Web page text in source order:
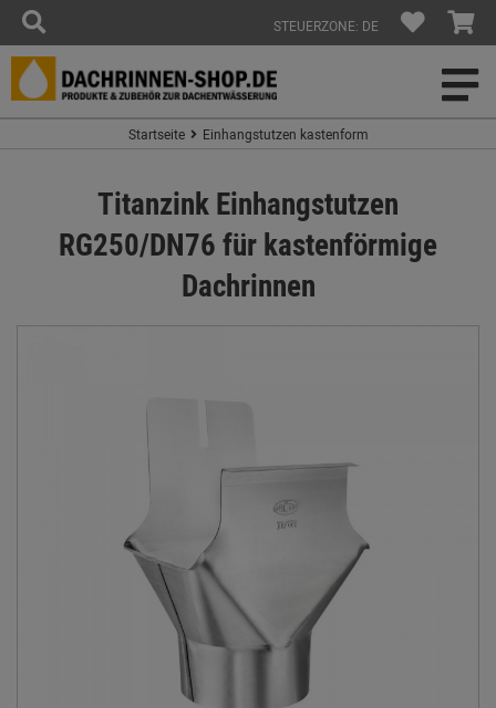
STEUERZONE: DE
Startseite Einhangstutzen kastenform
Titanzink Einhangstutzen
RG250/DN76 für kastenförmige
Dachrinnen